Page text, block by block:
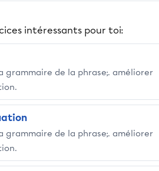
intéressants pour toi:
grammaire de la phrase;. améliorer
grammaire de la phrase;. améliorer